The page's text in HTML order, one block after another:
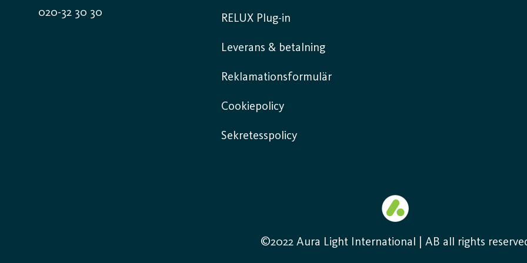
020-32 30 30 RELUX Plug-in
Leverans & betalning
Reklamationsformulär
Cookiepolicy
Sekretesspolicy
©2022 Aura Light International | AB all rights